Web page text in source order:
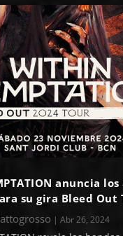
anuncia
su gira Bleed Out
|Abr 26, 2024